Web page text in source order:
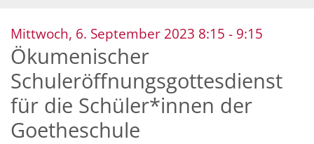
Mittwoch, 6. September 2023 8:15 - 9:15
Ökumenischer
Schuleröffnungsgottesdienst
für die Schüler*innen der
Goetheschule